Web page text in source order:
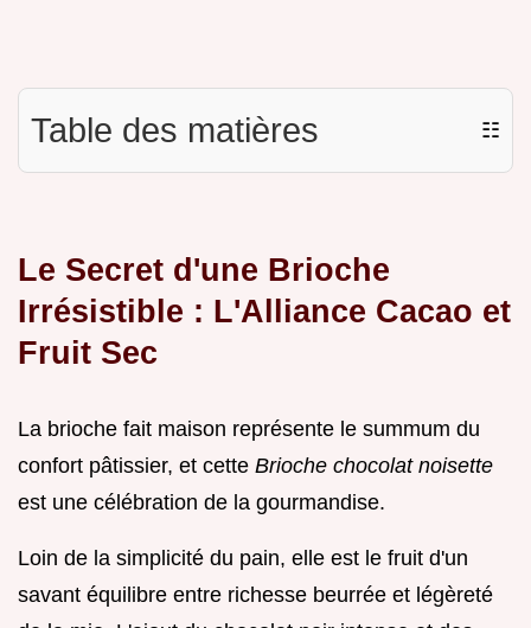
Table des matières ☷
Le Secret d'une Brioche
Irrésistible : L'Alliance Cacao et
Fruit Sec
La brioche fait maison représente le summum du
confort pâtissier, et cette Brioche chocolat noisette
est une célébration de la gourmandise.
Loin de la simplicité du pain, elle est le fruit d'un
savant équilibre entre richesse beurrée et légèreté